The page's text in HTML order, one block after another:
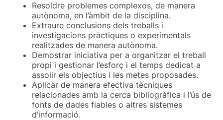
Resoldre problemes complexos, de manera
autònoma, en l’àmbit de la disciplina.
Extraure conclusions dels treballs i
investigacions pràctiques o experimentals
realitzades de manera autònoma.
Demostrar iniciativa per a organitzar el treball
propi i gestionar l’esforç i el temps dedicat a
assolir els objectius i les metes proposades.
Aplicar de manera efectiva tècniques
relacionades amb la cerca bibliogràfica i l’ús de
fonts de dades fiables o altres sistemes
d’informació.